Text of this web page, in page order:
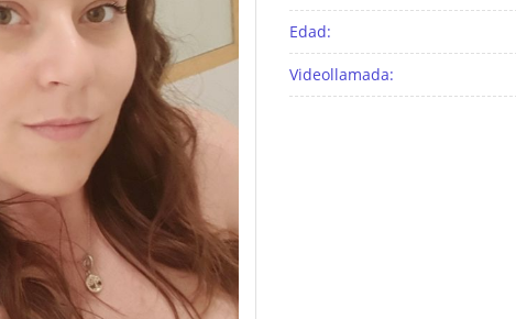
Edad:
Videollamada: